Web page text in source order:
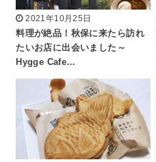
2021年10月25日
料理が絶品！秋保に来たら訪れ
たいお店に出会いました～
Hygge Cafe…